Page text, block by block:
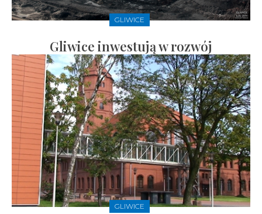
GLIWICE
Gliwice inwestują w rozwój
GLIWICE